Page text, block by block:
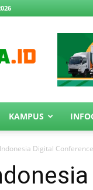
KAMPUS
Digital